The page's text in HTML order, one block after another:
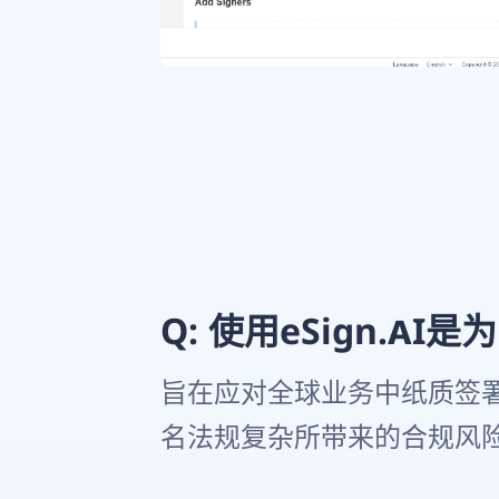
Q: 使用eSign.AI是
旨在应对全球业务中纸质签
名法规复杂所带来的合规风